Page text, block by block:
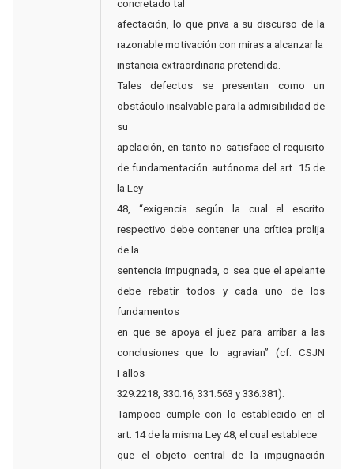
concretado tal
afectación, lo que priva a su discurso de la
razonable motivación con miras a alcanzar la
instancia extraordinaria pretendida.
Tales defectos se presentan como un
obstáculo insalvable para la admisibilidad de
su
apelación, en tanto no satisface el requisito
de fundamentación autónoma del art. 15 de
la Ley
48, “exigencia según la cual el escrito
respectivo debe contener una crítica prolija
de la
sentencia impugnada, o sea que el apelante
debe rebatir todos y cada uno de los
fundamentos
en que se apoya el juez para arribar a las
conclusiones que lo agravian” (cf. CSJN
Fallos
329:2218, 330:16, 331:563 y 336:381).
Tampoco cumple con lo establecido en el
art. 14 de la misma Ley 48, el cual establece
que el objeto central de la impugnación